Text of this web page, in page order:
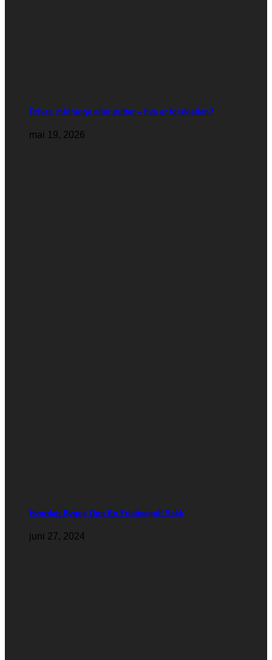
Driver, midrange eller putter – hva er forskjellen?
mai 19, 2026
Hvordan Bygge Opp En Frisbeegolf Sekk
juni 27, 2024